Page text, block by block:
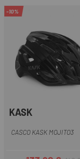
-10%
KASK
CASCO KASK MOJITO3